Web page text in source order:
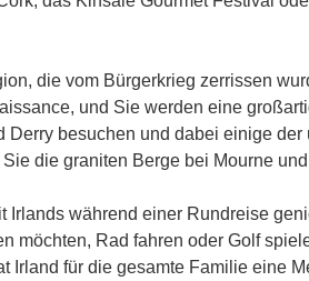
die vom Bürgerkrieg zerrissen
und Sie werden eine
Derry besuchen und dabei einige
die graniten Berge bei Mourne
Irlands während einer Rundreise
möchten, Rad fahren oder Golf
Irland für die gesamte Familie eine